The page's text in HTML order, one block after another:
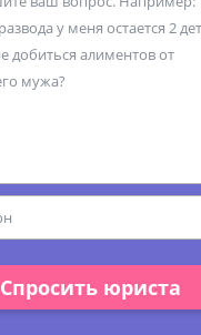
Спросить юриста